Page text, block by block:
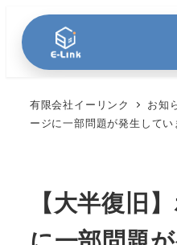
有限会社イーリンク お知
ージに一部問題が発生してい
【大半復旧